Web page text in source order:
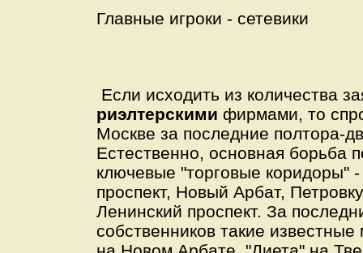
Главные игроки - сетевики
Если исходить из количества
риэлтерскими фирмами, то
Москве за последние полтора-
Естественно, основная борьба
ключевые "торговые коридоры"
проспект, Новый Арбат,
Ленинский проспект. За
собственников такие